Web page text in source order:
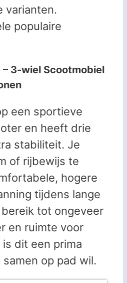
varianten.
populaire
– 3-wiel Scootmobiel
een sportieve
en heeft drie
stabiliteit. Je
of rijbewijs te
hogere
tijdens lange
tot ongeveer
en ruimte voor
dit een prima
op pad wil.